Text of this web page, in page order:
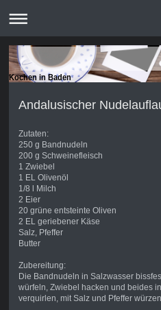
Kochen in Baden
Andalusischer
Zutaten:
250 g Bandnudeln
200 g Schweinefleisch
1 Zwiebel
1 EL Olivenöl
1/8 l Milch
2 Eier
20 grüne entsteinte Oliven
2 EL geriebener Käse
Salz, Pfeffer
Butter
Zubereitung:
Die Bandnudeln in Salzwasser
würfeln, Zwiebel hacken und beides
verquirlen, mit Salz und Pfeffer